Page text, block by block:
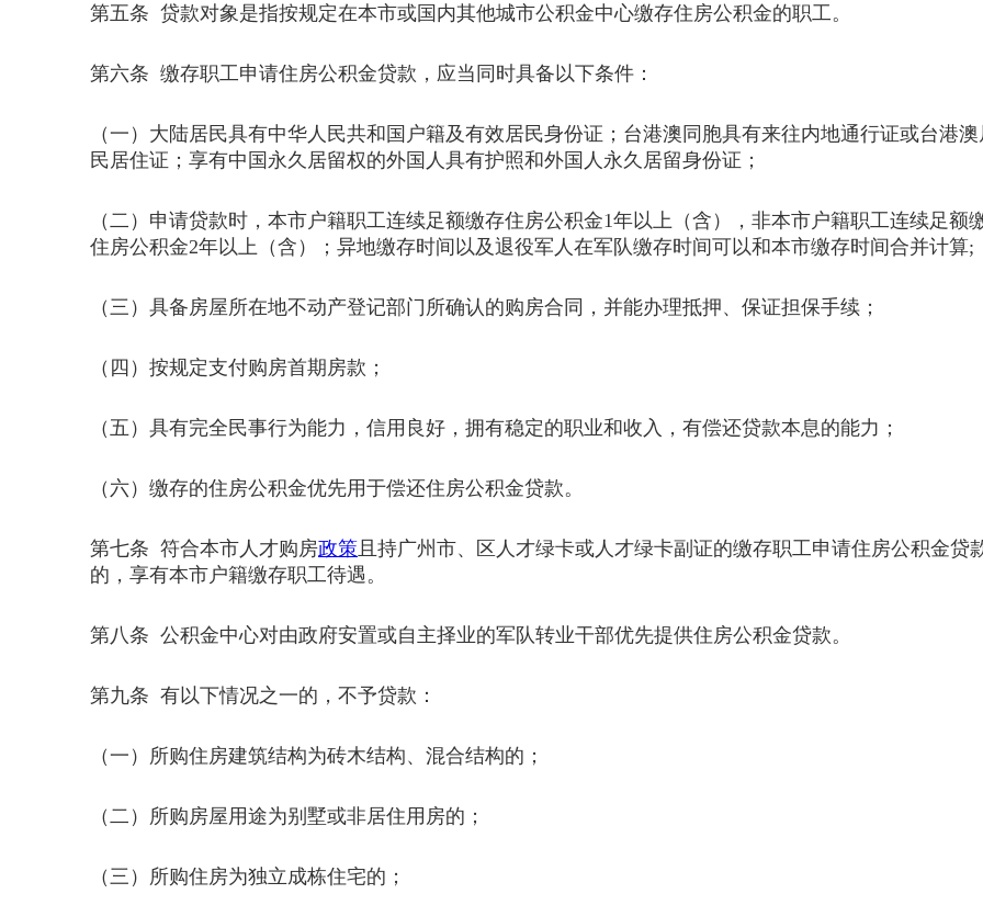
第五条 贷款对象是指按规定在本市或国内其他城市公积金中心缴存住房公积金的职工。
第六条 缴存职工申请住房公积金贷款，应当同时具备以下条件：
（一）大陆居民具有中华人民共和国户籍及有效居民身份证；台港澳同胞具有来往内地通行证或台港澳
民居住证；享有中国永久居留权的外国人具有护照和外国人永久居留身份证；
（二）申请贷款时，本市户籍职工连续足额缴存住房公积金1年以上（含），非本市户籍职工连续足额
住房公积金2年以上（含）；异地缴存时间以及退役军人在军队缴存时间可以和本市缴存时间合并计算;
（三）具备房屋所在地不动产登记部门所确认的购房合同，并能办理抵押、保证担保手续；
（四）按规定支付购房首期房款；
（五）具有完全民事行为能力，信用良好，拥有稳定的职业和收入，有偿还贷款本息的能力；
（六）缴存的住房公积金优先用于偿还住房公积金贷款。
第七条 符合本市人才购房政策 且持广州市、区人才绿卡或人才绿卡副证的缴存职工申请住房公积金贷
的，享有本市户籍缴存职工待遇。
第八条 公积金中心对由政府安置或自主择业的军队转业干部优先提供住房公积金贷款。
第九条 有以下情况之一的，不予贷款：
（一）所购住房建筑结构为砖木结构、混合结构的；
（二）所购房屋用途为别墅或非居住用房的；
（三）所购住房为独立成栋住宅的；